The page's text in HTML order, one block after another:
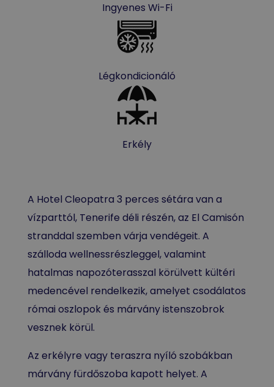
Ingyenes Wi-Fi
Légkondicionáló
Erkély
A Hotel Cleopatra 3 perces sétára van a
vízparttól, Tenerife déli részén, az El Camisón
stranddal szemben várja vendégeit. A
szálloda wellnessrészleggel, valamint
hatalmas napozóterasszal körülvett kültéri
medencével rendelkezik, amelyet csodálatos
római oszlopok és márvány istenszobrok
vesznek körül.
Az erkélyre vagy teraszra nyíló szobákban
márvány fürdőszoba kapott helyet. A